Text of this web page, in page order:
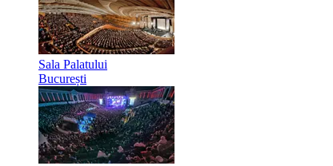
Sala Palatului
București